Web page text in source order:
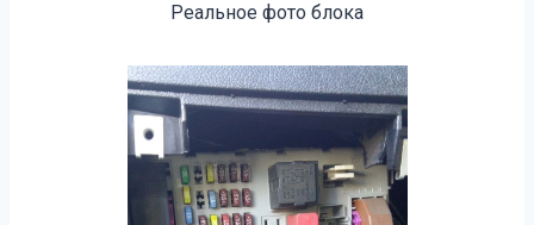
Реальное фото блока